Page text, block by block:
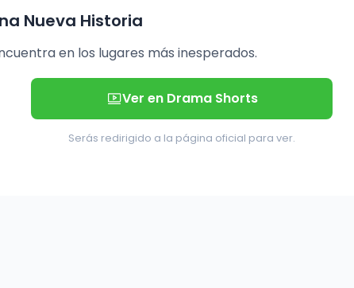
Nueva Historia
en los lugares más inesperados.
Ver en Drama Shorts
Serás redirigido a la página oficial para ver.